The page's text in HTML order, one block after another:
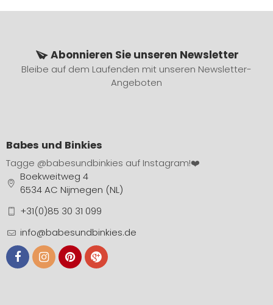
Abonnieren Sie unseren Newsletter
Bleibe auf dem Laufenden mit unseren Newsletter-
Angeboten
Babes und Binkies
Tagge @babesundbinkies auf Instagram!❤️
Boekweitweg 4
6534 AC Nijmegen (NL)
+31(0)85 30 31 099
info@babesundbinkies.de